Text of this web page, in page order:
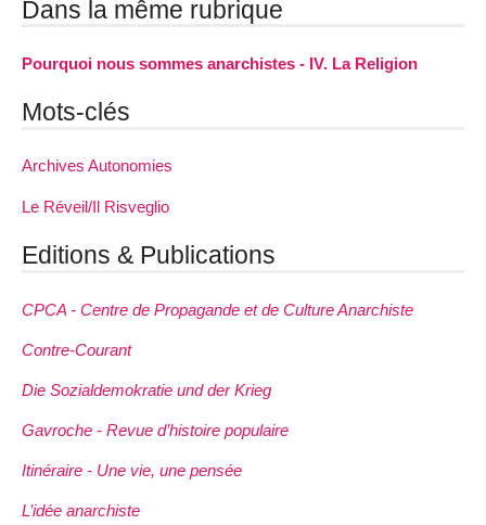
Dans la même rubrique
Pourquoi nous sommes anarchistes - IV. La Religion
Mots-clés
Archives Autonomies
Le Réveil/Il Risveglio
Editions & Publications
CPCA - Centre de Propagande et de Culture Anarchiste
Contre-Courant
Die Sozialdemokratie und der Krieg
Gavroche - Revue d’histoire populaire
Itinéraire - Une vie, une pensée
L’idée anarchiste